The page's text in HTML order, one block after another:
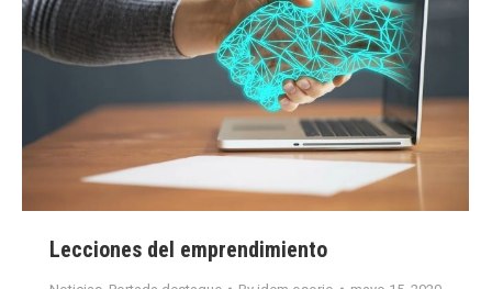
Lecciones del emprendimiento